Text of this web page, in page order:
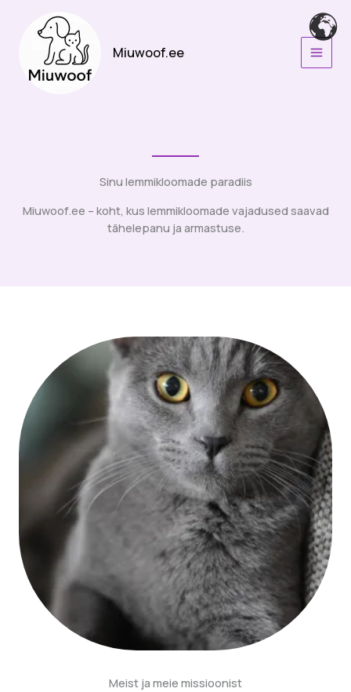
content
Miuwoof.ee
Sinu lemmikloomade paradiis
Miuwoof.ee – koht, kus lemmikloomade vajadused saavad
tähelepanu ja armastuse.
Meist ja meie missioonist